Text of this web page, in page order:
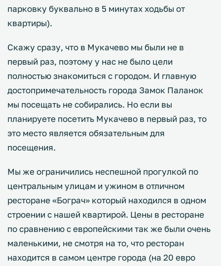
парковку буквально в 5 минутах ходьбы от
квартиры).
Скажу сразу, что в Мукачево мы были не в
первый раз, поэтому у нас не было цели
полностью знакомиться с городом. И главную
достопримечательность города Замок Паланок
мы посещать не собирались. Но если вы
планируете посетить Мукачево в первый раз, то
это место является обязательным для
посещения.
Мы же ограничились неспешной прогулкой по
центральным улицам и ужином в отличном
ресторане «Бограч» который находился в одном
строении с нашей квартирой. Цены в ресторане
по сравнению с европейскими так же были очень
маленькими, не смотря на то, что ресторан
находится в самом центре города (на 20 евро